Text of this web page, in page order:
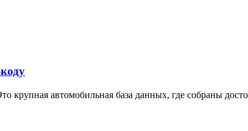
крупная автомобильная база данных, где собраны